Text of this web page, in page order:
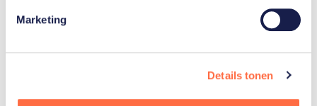
Marketing
Details tonen